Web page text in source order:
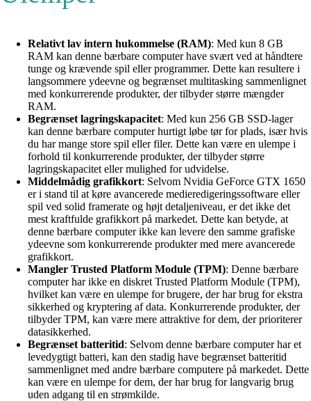
Relativt lav intern hukommelse (RAM): Med kun 8 GB
RAM kan denne bærbare computer have svært ved at håndtere
tunge og krævende spil eller programmer. Dette kan resultere i
langsommere ydeevne og begrænset multitasking sammenlignet
med konkurrerende produkter, der tilbyder større mængder
RAM.
Begrænset lagringskapacitet: Med kun 256 GB SSD-lager
kan denne bærbare computer hurtigt løbe tør for plads, især hvis
du har mange store spil eller filer. Dette kan være en ulempe i
forhold til konkurrerende produkter, der tilbyder større
lagringskapacitet eller mulighed for udvidelse.
Middelmådig grafikkort: Selvom Nvidia GeForce GTX 1650
er i stand til at køre avancerede medieredigeringssoftware eller
spil ved solid framerate og højt detaljeniveau, er det ikke det
mest kraftfulde grafikkort på markedet. Dette kan betyde, at
denne bærbare computer ikke kan levere den samme grafiske
ydeevne som konkurrerende produkter med mere avancerede
grafikkort.
Mangler Trusted Platform Module (TPM): Denne bærbare
computer har ikke en diskret Trusted Platform Module (TPM),
hvilket kan være en ulempe for brugere, der har brug for ekstra
sikkerhed og kryptering af data. Konkurrerende produkter, der
tilbyder TPM, kan være mere attraktive for dem, der prioriterer
datasikkerhed.
Begrænset batteritid: Selvom denne bærbare computer har et
levedygtigt batteri, kan den stadig have begrænset batteritid
sammenlignet med andre bærbare computere på markedet. Dette
kan være en ulempe for dem, der har brug for langvarig brug
uden adgang til en strømkilde.